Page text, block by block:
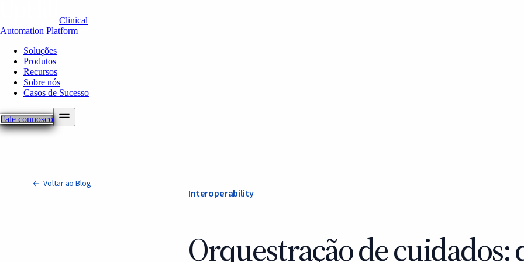
Clinical
Automation Platform
Soluções
Produtos
Recursos
Sobre nós
Casos de Sucesso
Fale connosco
Voltar ao Blog
Interoperability
Orquestração de cuidados: